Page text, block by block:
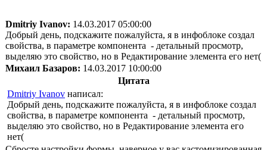
Dmitriy Ivanov: 14.03.2017 05:00:00
Добрый день, подскажите пожалуйста, я в инфоблоке создал
свойства, в параметре компонента - детальный просмотр,
выделяю это свойство, но в Редактирование элемента его нет(
Михаил Базаров: 14.03.2017 10:00:00
Цитата
Dmitriy Ivanov написал:
Добрый день, подскажите пожалуйста, я в инфоблоке создал
свойства, в параметре компонента - детальный просмотр,
выделяю это свойство, но в Редактирование элемента его
нет(